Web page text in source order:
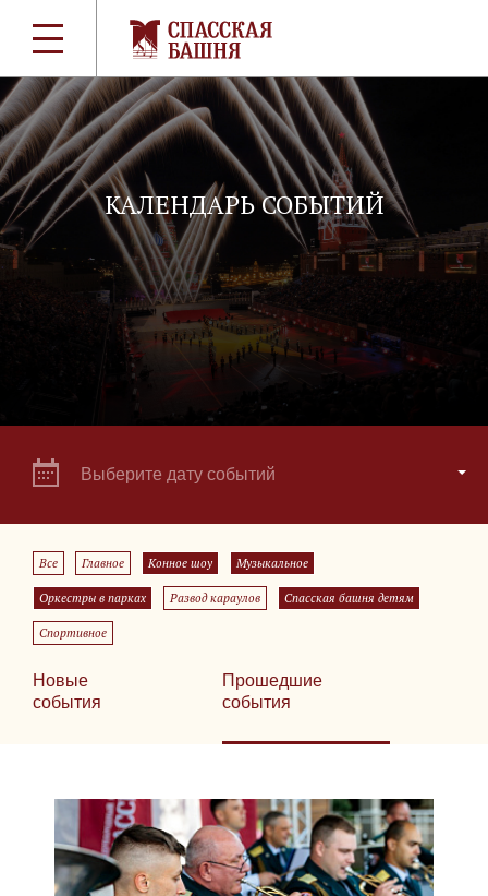
КАЛЕНДАРЬ СОБЫТИЙ
Выберите дату событий
Все Главное Конное шоу Музыкальное
Оркестры в парках Развод караулов Спасская башня детям
Спортивное
Новые
события
Прошедшие
события